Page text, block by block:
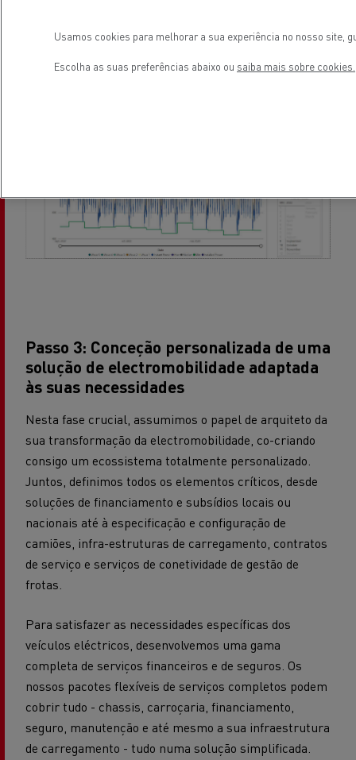
Passo 3: Conceção personalizada de uma
solução de electromobilidade adaptada
às suas necessidades
Nesta fase crucial, assumimos o papel de arquiteto da
sua transformação da electromobilidade, co-criando
consigo um ecossistema totalmente personalizado.
Juntos, definimos todos os elementos críticos, desde
soluções de financiamento e subsídios locais ou
nacionais até à especificação e configuração de
camiões, infra-estruturas de carregamento, contratos
de serviço e serviços de conetividade de gestão de
frotas.
Para satisfazer as necessidades específicas dos
veículos eléctricos, desenvolvemos uma gama
completa de serviços financeiros e de seguros. Os
nossos pacotes flexíveis de serviços completos podem
cobrir tudo - chassis, carroçaria, financiamento,
seguro, manutenção e até mesmo a sua infraestrutura
de carregamento - tudo numa solução simplificada.
Usamos cookies para melhorar a sua experiência no nosso site,
Escolha as suas preferências abaixo ou saiba mais sobre cookies.